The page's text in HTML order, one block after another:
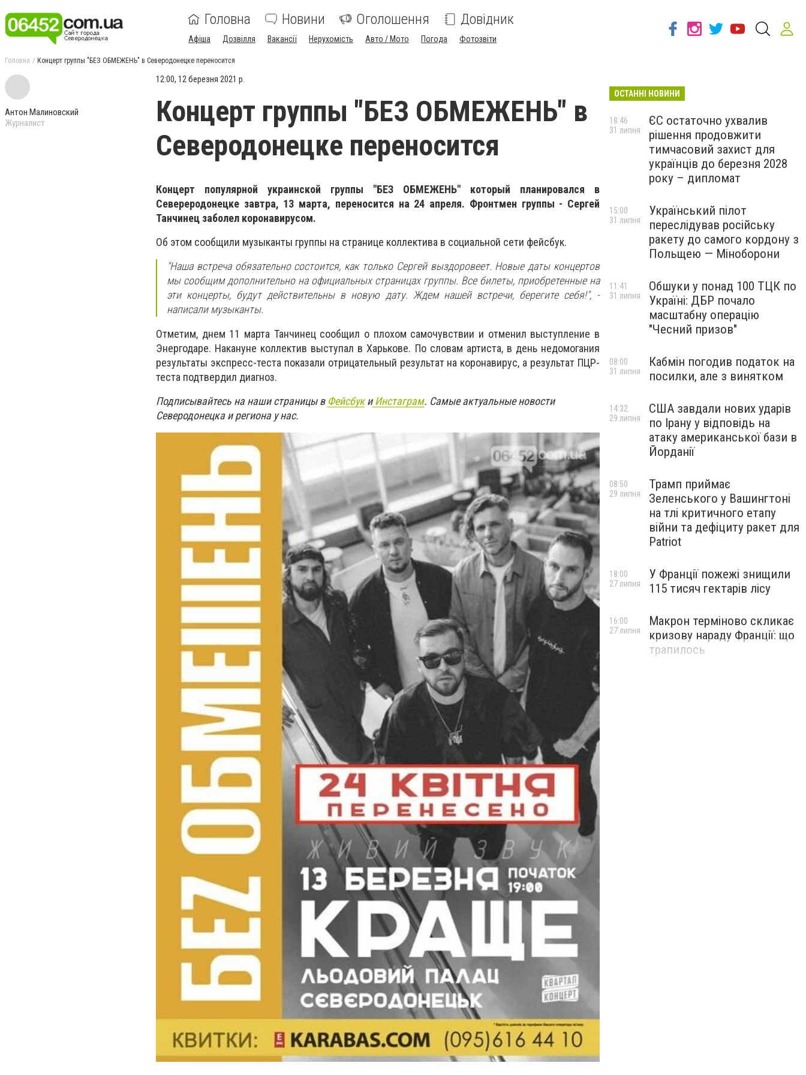
Головна Новини Оголошення Довідник
Афіша Дозвілля Вакансії Нерухомість Авто / Мото Погода Фотозвіти
Головна Концерт группы "БЕЗ ОБМЕЖЕНЬ" в Северодонецке переносится
Антон Малиновский
Журналист
12:00, 12 березня 2021 р.
Концерт группы "БЕЗ ОБМЕЖЕНЬ" в
Северодонецке переносится
Концерт популярной украинской группы "БЕЗ ОБМЕЖЕНЬ" который планировался в
Севереродонецке завтра, 13 марта, переносится на 24 апреля. Фронтмен группы - Сергей
Танчинец заболел коронавирусом.
Об этом сообщили музыканты группы на странице коллектива в социальной сети фейсбук.
"Наша встреча обязательно состоится, как только Сергей выздоровеет. Новые даты концертов
мы сообщим дополнительно на официальных страницах группы. Все билеты, приобретенные на
эти концерты, будут действительны в новую дату. Ждем нашей встречи, берегите себя!", -
написали музыканты.
Отметим, днем 11 марта Танчинец сообщил о плохом самочувствии и отменил выступление в
Энергодаре. Накануне коллектив выступал в Харькове. По словам артиста, в день недомогания
результаты экспресс-теста показали отрицательный результат на коронавирус, а результат ПЦР-
теста подтвердил диагноз.
Подписывайтесь на наши страницы в ФейсбукиИнстаграм. Самые актуальные новости
Северодонецка и региона у нас.
ОСТАННІ НОВИНИ
ЄС остаточно ухвалив
рішення продовжити
тимчасовий захист для
українців до березня 2028
року – дипломат
18:46
31 липня
Український пілот
переслідував російську
ракету до самого кордону з
Польщею — Міноборони
15:00
31 липня
Обшуки у понад 100 ТЦК по
Україні: ДБР почало
масштабну операцію
"Чесний призов"
11:41
31 липня
Кабмін погодив податок на
посилки, але з винятком
08:00
31 липня
США завдали нових ударів
по Ірану у відповідь на
атаку американської бази в
Йорданії
14:32
29 липня
Трамп приймає
Зеленського у Вашингтоні
на тлі критичного етапу
війни та дефіциту ракет для
Patriot
08:50
29 липня
У Франції пожежі знищили
115 тисяч гектарів лісу
18:00
27 липня
Макрон терміново скликає
кризову нараду Франції: що
трапилось
16:00
27 липня